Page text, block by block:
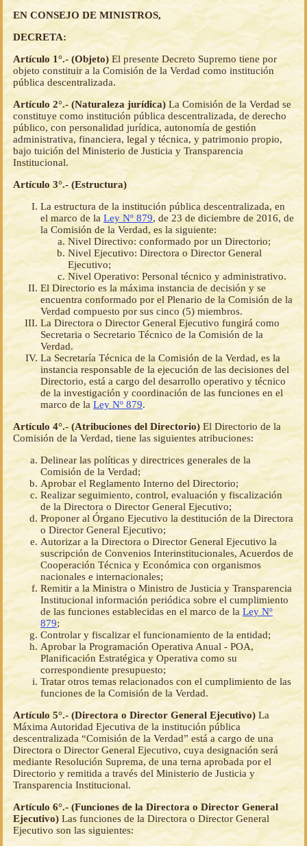
EN CONSEJO DE MINISTROS,
DECRETA:
Artículo 1°.- (Objeto) El presente Decreto Supremo tiene por
objeto constituir a la Comisión de la Verdad como institución
pública descentralizada.
Artículo 2°.- (Naturaleza jurídica) La Comisión de la Verdad se
constituye como institución pública descentralizada, de derecho
público, con personalidad jurídica, autonomía de gestión
administrativa, financiera, legal y técnica, y patrimonio propio,
bajo tuición del Ministerio de Justicia y Transparencia
Institucional.
Artículo 3°.- (Estructura)
La estructura de la institución pública descentralizada, en
el marco de la Ley Nº 879, de 23 de diciembre de 2016, de
la Comisión de la Verdad, es la siguiente:
Nivel Directivo: conformado por un Directorio;
Nivel Ejecutivo: Directora o Director General
Ejecutivo;
Nivel Operativo: Personal técnico y administrativo.
El Directorio es la máxima instancia de decisión y se
encuentra conformado por el Plenario de la Comisión de la
Verdad compuesto por sus cinco (5) miembros.
La Directora o Director General Ejecutivo fungirá como
Secretaria o Secretario Técnico de la Comisión de la
Verdad.
La Secretaría Técnica de la Comisión de la Verdad, es la
instancia responsable de la ejecución de las decisiones del
Directorio, está a cargo del desarrollo operativo y técnico
de la investigación y coordinación de las funciones en el
marco de la Ley Nº 879.
Artículo 4°.- (Atribuciones del Directorio) El Directorio de la
Comisión de la Verdad, tiene las siguientes atribuciones:
Delinear las políticas y directrices generales de la
Comisión de la Verdad;
Aprobar el Reglamento Interno del Directorio;
Realizar seguimiento, control, evaluación y fiscalización
de la Directora o Director General Ejecutivo;
Proponer al Órgano Ejecutivo la destitución de la Directora
o Director General Ejecutivo;
Autorizar a la Directora o Director General Ejecutivo la
suscripción de Convenios Interinstitucionales, Acuerdos de
Cooperación Técnica y Económica con organismos
nacionales e internacionales;
Remitir a la Ministra o Ministro de Justicia y Transparencia
Institucional información periódica sobre el cumplimiento
de las funciones establecidas en el marco de la Ley Nº
879;
Controlar y fiscalizar el funcionamiento de la entidad;
Aprobar la Programación Operativa Anual - POA,
Planificación Estratégica y Operativa como su
correspondiente presupuesto;
Tratar otros temas relacionados con el cumplimiento de las
funciones de la Comisión de la Verdad.
Artículo 5°.- (Directora o Director General Ejecutivo) La
Máxima Autoridad Ejecutiva de la institución pública
descentralizada “Comisión de la Verdad” está a cargo de una
Directora o Director General Ejecutivo, cuya designación será
mediante Resolución Suprema, de una terna aprobada por el
Directorio y remitida a través del Ministerio de Justicia y
Transparencia Institucional.
Artículo 6°.- (Funciones de la Directora o Director General
Ejecutivo) Las funciones de la Directora o Director General
Ejecutivo son las siguientes: